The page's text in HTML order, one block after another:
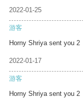
2022-01-25
游客
Horny Shriya sent you 2
2022-01-17
游客
Horny Shriya sent you 2